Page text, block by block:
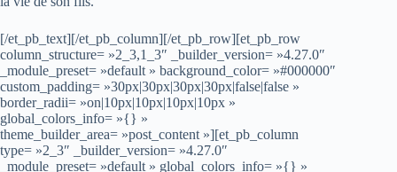
[/et_pb_text][/et_pb_column][/et_pb_row][et_pb_row
column_structure= »2_3,1_3″ _builder_version= »4.27.0″
_module_preset= »default » background_color= »#000000″
custom_padding= »30px|30px|30px|30px|false|false »
border_radii= »on|10px|10px|10px|10px »
global_colors_info= »{} »
theme_builder_area= »post_content »][et_pb_column
type= »2_3″ _builder_version= »4.27.0″
_module_preset= »default » global_colors_info= »{} »